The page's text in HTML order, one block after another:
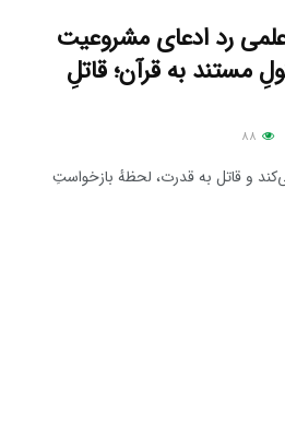
رد ادعای مشروعیت
مقتولِ مستند به قرآن؛ قاتلِ
و قاتل به قدرت، لحظهٔ بازخواستِ